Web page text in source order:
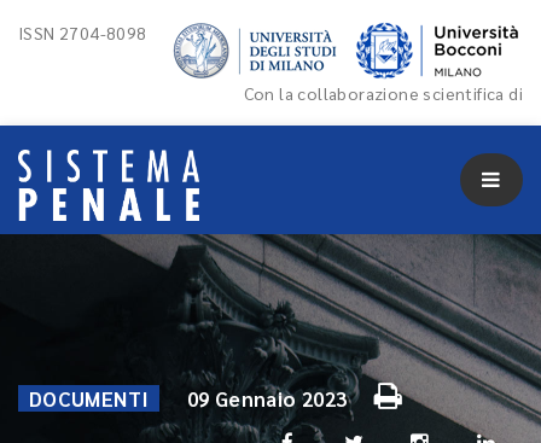
ISSN 2704-8098
Con la collaborazione scientifica di
DOCUMENTI 09 Gennaio 2023